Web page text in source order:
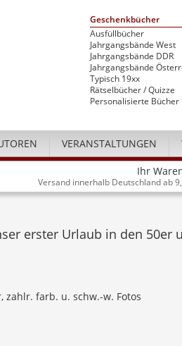
Geschenkbücher
Ausfüllbücher
Jahrgangsbände West
Jahrgangsbände DDR
Jahrgangsbände
Typisch 19xx
Rätselbücher / Quizze
Personalisierte Bücher
VERANSTALTUNGEN
Ihr
Versand innerhalb Deutschland ab
erster Urlaub in den 50er
zahlr. farb. u. schw.-w. Fotos